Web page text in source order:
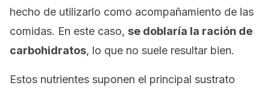
hecho de utilizarlo como acompañamiento de las
comidas. En este caso, se doblaría la ración de
carbohidratos, lo que no suele resultar bien.
Estos nutrientes suponen el principal sustrato